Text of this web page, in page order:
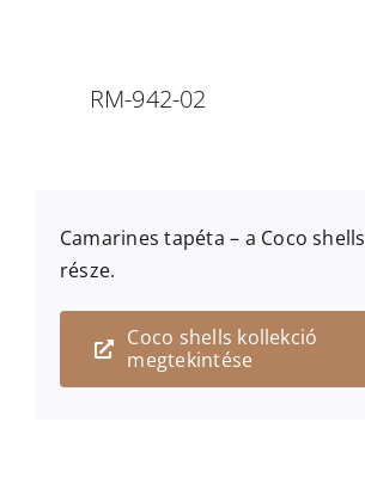
RM-942-02
Camarines tapéta – a Coco shells
része.
Coco shells kollekció
megtekintése